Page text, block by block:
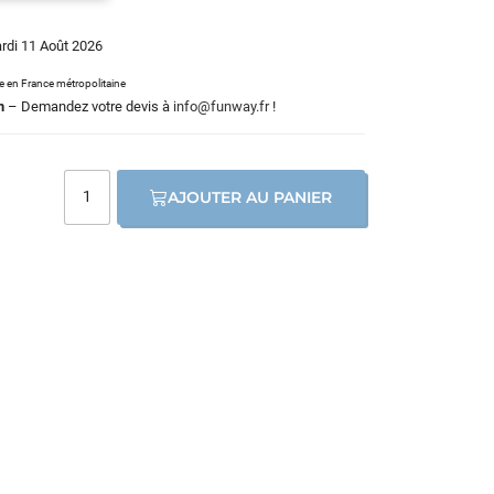
11 Août 2026
en France métropolitaine
– Demandez votre devis à info@funway.fr!
AJOUTER AU PANIER